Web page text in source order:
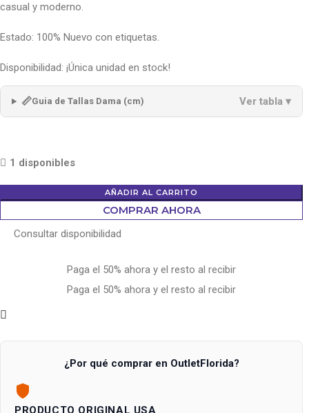
casual y moderno.
Estado: 100% Nuevo con etiquetas.
Disponibilidad: ¡Única unidad en stock!
📏Guia de Tallas Dama (cm) Ver tabla ▾
1 disponibles
AÑADIR AL CARRITO
COMPRAR AHORA
Consultar disponibilidad
Paga el 50% ahora y el resto al recibir
Paga el 50% ahora y el resto al recibir
¿Por qué comprar en OutletFlorida?
PRODUCTO ORIGINAL USA